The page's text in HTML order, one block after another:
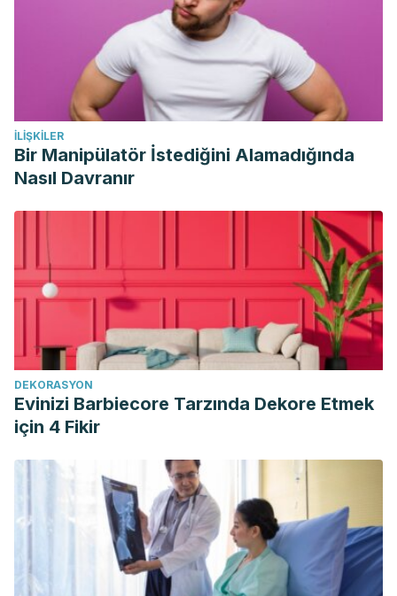
Urquizu X, Rodriguez M, García A, Pérez E. Anemia en el
embarzo y el postparto inmediato. Prevalencia y factores
de riesgo. Medicina Clínica 2016;146(10). Disponible en
https://www.elsevier.es/es-revista-medicina-clinica-2-
articulo-anemia-el-embarazo-el-posparto-
S0025775316000646.
İLIŞKILER
Bir Manipülatör İstediğini Alamadığında
Nasıl Davranır
DEKORASYON
Evinizi Barbiecore Tarzında Dekore Etmek
için 4 Fikir